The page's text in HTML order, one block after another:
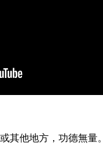
其他地方，功德無量。